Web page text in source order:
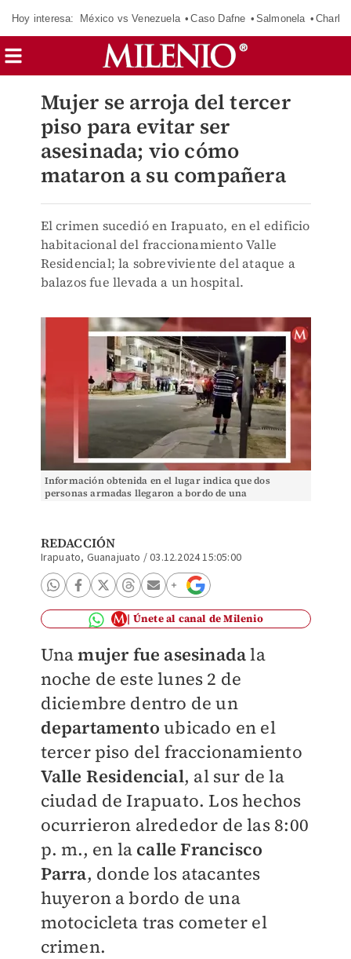
Hoy interesa: México vs Venezuela Caso Dafne Salmonela
Mujer se arroja del tercer
piso para evitar ser
asesinada; vio cómo
mataron a su compañera
El crimen sucedió en Irapuato, en el edificio
habitacional del fraccionamiento Valle
Residencial; la sobreviviente del ataque a
balazos fue llevada a un hospital.
Información obtenida en el lugar indica que dos
personas armadas llegaron a bordo de una
REDACCIÓN
Irapuato, Guanajuato /03.12.2024 15:05:00
Únete al canal de Milenio
Unamujer fue asesinadala
noche de este lunes 2 de
diciembre dentro de un
departamento ubicado en el
tercer piso del fraccionamiento
Valle Residencial, al sur de la
ciudad de Irapuato. Los hechos
ocurrieron alrededor de las 8:00
p. m., en la calle Francisco
Parra, donde los atacantes
huyeron a bordo de una
motocicleta tras cometer el
crimen.